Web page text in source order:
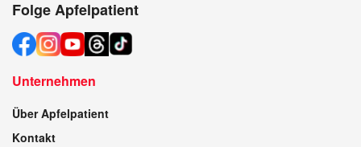
Folge Apfelpatient
Unternehmen
Über Apfelpatient
Kontakt